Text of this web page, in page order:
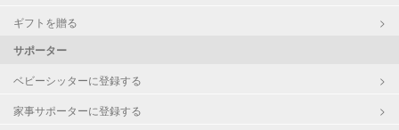
ギフトを贈る
サポーター
ベビーシッターに登録する
家事サポーターに登録する